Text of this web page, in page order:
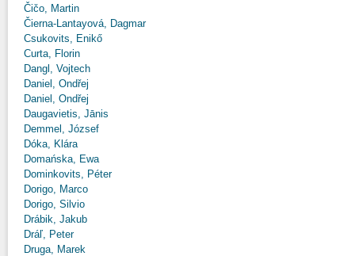
Čičo, Martin
Čierna-Lantayová, Dagmar
Csukovits, Enikő
Curta, Florin
Dangl, Vojtech
Daniel, Ondřej
Daniel, Ondřej
Daugavietis, Jānis
Demmel, József
Dóka, Klára
Domańska, Ewa
Dominkovits, Péter
Dorigo, Marco
Dorigo, Silvio
Drábik, Jakub
Dráľ, Peter
Druga, Marek